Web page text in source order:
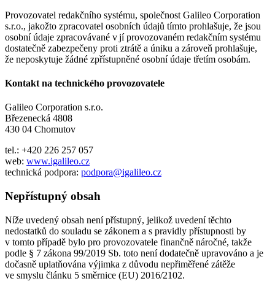
Provozovatel redakčního systému, společnost Galileo Corporation
s.r.o., jakožto zpracovatel osobních údajů tímto prohlašuje, že jsou
osobní údaje zpracovávané v jí provozovaném redakčním systému
dostatečně zabezpečeny proti ztrátě a úniku a zároveň prohlašuje,
že neposkytuje žádné zpřístupněné osobní údaje třetím osobám.
Kontakt na technického provozovatele
Galileo Corporation s.r.o.
Březenecká 4808
430 04 Chomutov
tel.: +420 226 257 057
web: www.igalileo.cz
technická podpora: podpora@igalileo.cz
Nepřístupný obsah
Níže uvedený obsah není přístupný, jelikož uvedení těchto
nedostatků do souladu se zákonem a s pravidly přístupnosti by
v tomto případě bylo pro provozovatele finančně náročné, takže
podle § 7 zákona 99/2019 Sb. toto není dodatečně upravováno a je
dočasně uplatňována výjimka z důvodu nepřiměřené zátěže
ve smyslu článku 5 směrnice (EU) 2016/2102.